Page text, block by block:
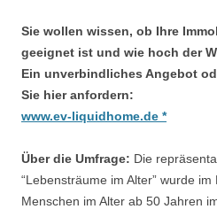
Sie wollen wissen, ob Ihre
geeignet ist und wie hoch der
Ein unverbindliches Angebot
Sie hier anfordern:
www.ev-liquidhome.de *
Über die Umfrage: Die
“Lebensträume im Alter” wurde
Menschen im Alter ab 50 Jahren